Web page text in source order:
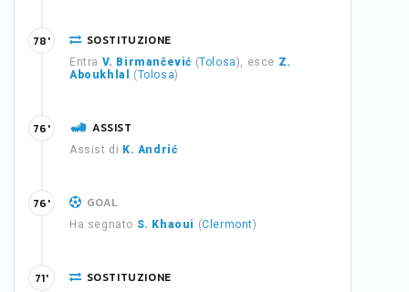
SOSTITUZIONE
Entra V. Birmančević (Tolosa), esce Z.
Aboukhlal
(Tolosa)
78'
ASSIST
Assist di K. Andrić
76'
GOAL
Ha segnato S. Khaoui (Clermont)
76'
SOSTITUZIONE
71'